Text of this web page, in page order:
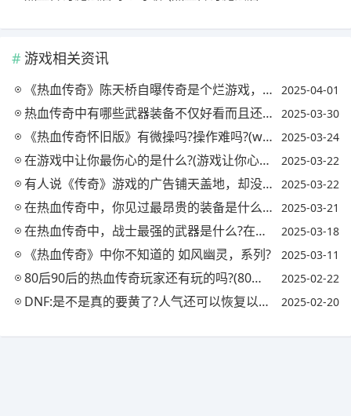
游戏相关资讯
《热血传奇》陈天桥自曝传奇是个烂游戏，原因找到了，请问后半句还说了些什么? 2025-04-01
热血传奇中有哪些武器装备不仅好看而且还很实用?(热血传奇武器大全一览表) 2025-03-30
《热血传奇怀旧版》有微操吗?操作难吗?(wegame热血传奇怀旧版攻略) 2025-03-24
在游戏中让你最伤心的是什么?(游戏让你心碎) 2025-03-22
有人说《传奇》游戏的广告铺天盖地，却没有人直播这个游戏，对此你怎么看? 2025-03-22
在热血传奇中，你见过最昂贵的装备是什么，有多么的稀有?(传奇最贵的装备卖了多少钱) 2025-03-21
在热血传奇中，战士最强的武器是什么?在传奇中有过哪些故事吗? 2025-03-18
《热血传奇》中你不知道的 如风幽灵，系列? 2025-03-11
80后90后的热血传奇玩家还有玩的吗?(80老玩家回忆热血传奇) 2025-02-22
DNF:是不是真的要黄了?人气还可以恢复以前的巅峰吗?(dnf黄了知乎) 2025-02-20